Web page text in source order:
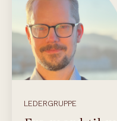
LEDERGRUPPE